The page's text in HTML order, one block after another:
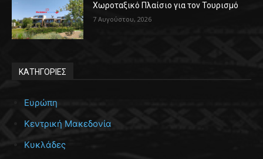
Χωροταξικό Πλαίσιο για τον Τουρισμό
7 Αυγούστου, 2026
ΚΑΤΗΓΟΡΙΕΣ
Ευρώπη
Κεντρική Μακεδονία
Κυκλάδες